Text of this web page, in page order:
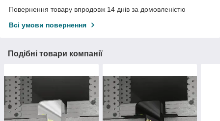
Повернення товару впродовж 14 днів за домовленістю
Всі умови повернення
Подібні товари компанії